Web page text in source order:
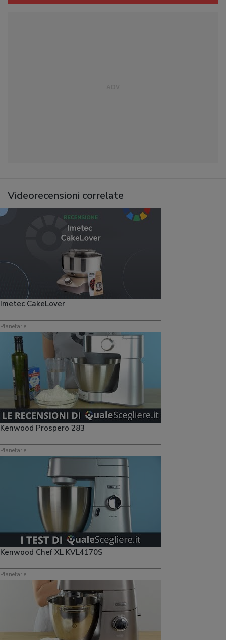
Videorecensioni correlate
Imetec CakeLover
Planetarie
Kenwood Prospero 283
Planetarie
Kenwood Chef XL KVL4170S
Planetarie